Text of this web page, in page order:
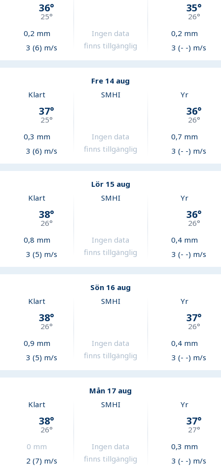
36°
25°
0,2 mm
3 (6) m/s
Ingen data
finns tillgänglig
35°
26°
0,2 mm
3 (- -) m/s
Fre 14 aug
Klart
37°
25°
0,3 mm
3 (6) m/s
SMHI
Ingen data
finns tillgänglig
Yr
36°
26°
0,7 mm
3 (- -) m/s
Lör 15 aug
Klart
38°
26°
0,8 mm
3 (5) m/s
SMHI
Ingen data
finns tillgänglig
Yr
36°
26°
0,4mm
3 (- -) m/s
Sön 16 aug
Klart
38°
26°
0,9 mm
3 (5) m/s
SMHI
Ingen data
finns tillgänglig
Yr
37°
26°
0,4mm
3 (- -) m/s
Mån 17 aug
Klart
38°
26°
0 mm
2 (7) m/s
SMHI
Ingen data
finns tillgänglig
Yr
37°
27°
0,3 mm
3 (- -) m/s